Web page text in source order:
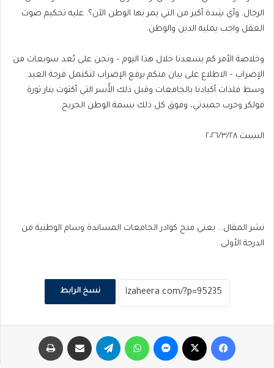
الرجال. وأي شِدة أكبر من التي يمر بها الوطن الآن؟. عليه تحكيم صوت
العقل واجب يمليه الدين والوطن.
وخلاصة الأمر كم يسعدنا خلال هذا اليوم – ونحن على بُعد سويعات من
الإضراب – الاطلاع على بيان منكم برفع الإضراب لتكتمل فرحة العيد
وسط فلذات أكبادنا بالجامعات وقبل ذلك الأُسر التي أكتوت بنار ثورة
فولكر وحرب حميدتي، وفوق كل ذلك بسمة الوطن الجريح.
السبت ٢٠٢٦/٣/٢٨
نشر المقال… يعني منح كوادر الجامعات المساندة وسام الوطنية من
الدرجة الأولى.
نسخ الرابط
فيسبوك ماسنجر واتساب تيلقرام مشاركة عبر البريد